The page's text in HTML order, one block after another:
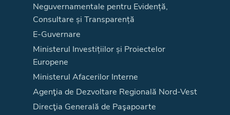
Neguvernamentale pentru Evidență,
Consultare și Transparență
E-Guvernare
Ministerul Investițiilor și Proiectelor
Europene
Ministerul Afacerilor Interne
Agenţia de Dezvoltare Regională Nord-Vest
Direcţia Generală de Paşapoarte